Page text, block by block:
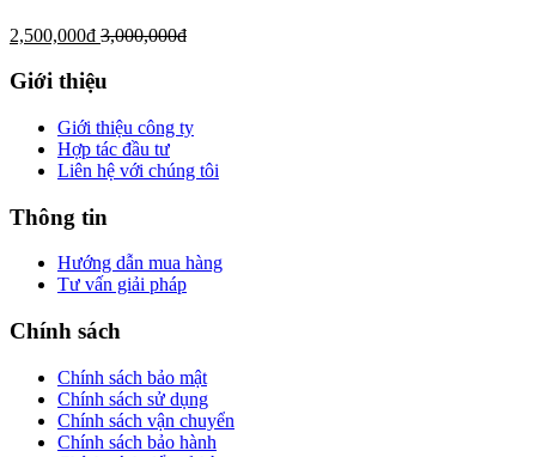
2,500,000đ 3,000,000đ
Giới thiệu
Giới thiệu công ty
Hợp tác đầu tư
Liên hệ với chúng tôi
Thông tin
Hướng dẫn mua hàng
Tư vấn giải pháp
Chính sách
Chính sách bảo mật
Chính sách sử dụng
Chính sách vận chuyển
Chính sách bảo hành